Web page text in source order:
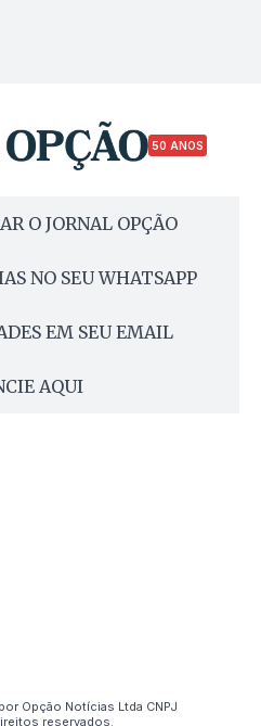
50 ANOS
O JORNAL OPÇÃO
NO SEU WHATSAPP
EM SEU EMAIL
AQUI
Opção Notícias Ltda CNPJ
reservados.